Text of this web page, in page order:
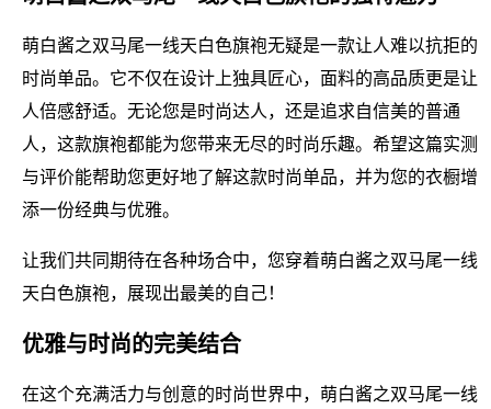
萌白酱之双马尾一线天白色旗袍无疑是一款让人难以抗拒的
时尚单品。它不仅在设计上独具匠心，面料的高品质更是让
人倍感舒适。无论您是时尚达人，还是追求自信美的普通
人，这款旗袍都能为您带来无尽的时尚乐趣。希望这篇实测
与评价能帮助您更好地了解这款时尚单品，并为您的衣橱增
添一份经典与优雅。
让我们共同期待在各种场合中，您穿着萌白酱之双马尾一线
天白色旗袍，展现出最美的自己！
优雅与时尚的完美结合
在这个充满活力与创意的时尚世界中，萌白酱之双马尾一线